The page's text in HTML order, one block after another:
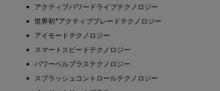
アクティブパワードライブテクノロジー
世界初*アクティブブレードテクノロジー
アイモードテクノロジー
スマートスピードテクノロジー
パワーベルプラステクノロジー
スプラッシュコントロールテクノロジー